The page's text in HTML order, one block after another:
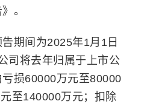
。
期间为2025年1月1日
司将去年归属于上市公
损60000万元至80000
至140000万元；扣除